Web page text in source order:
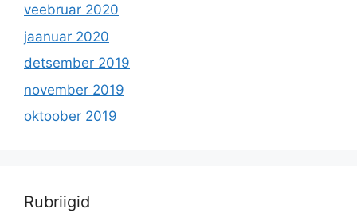
veebruar 2020
jaanuar 2020
detsember 2019
november 2019
oktoober 2019
Rubriigid